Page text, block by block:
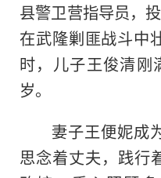
县警卫营指导员，
在武隆剿匪战斗中
时，儿子王俊清刚
岁。
妻子王便妮成
思念着丈夫，践行